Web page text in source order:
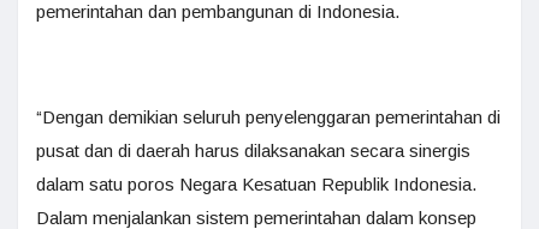
pemerintahan dan pembangunan di Indonesia.
“Dengan demikian seluruh penyelenggaran pemerintahan di
pusat dan di daerah harus dilaksanakan secara sinergis
dalam satu poros Negara Kesatuan Republik Indonesia.
Dalam menjalankan sistem pemerintahan dalam konsep